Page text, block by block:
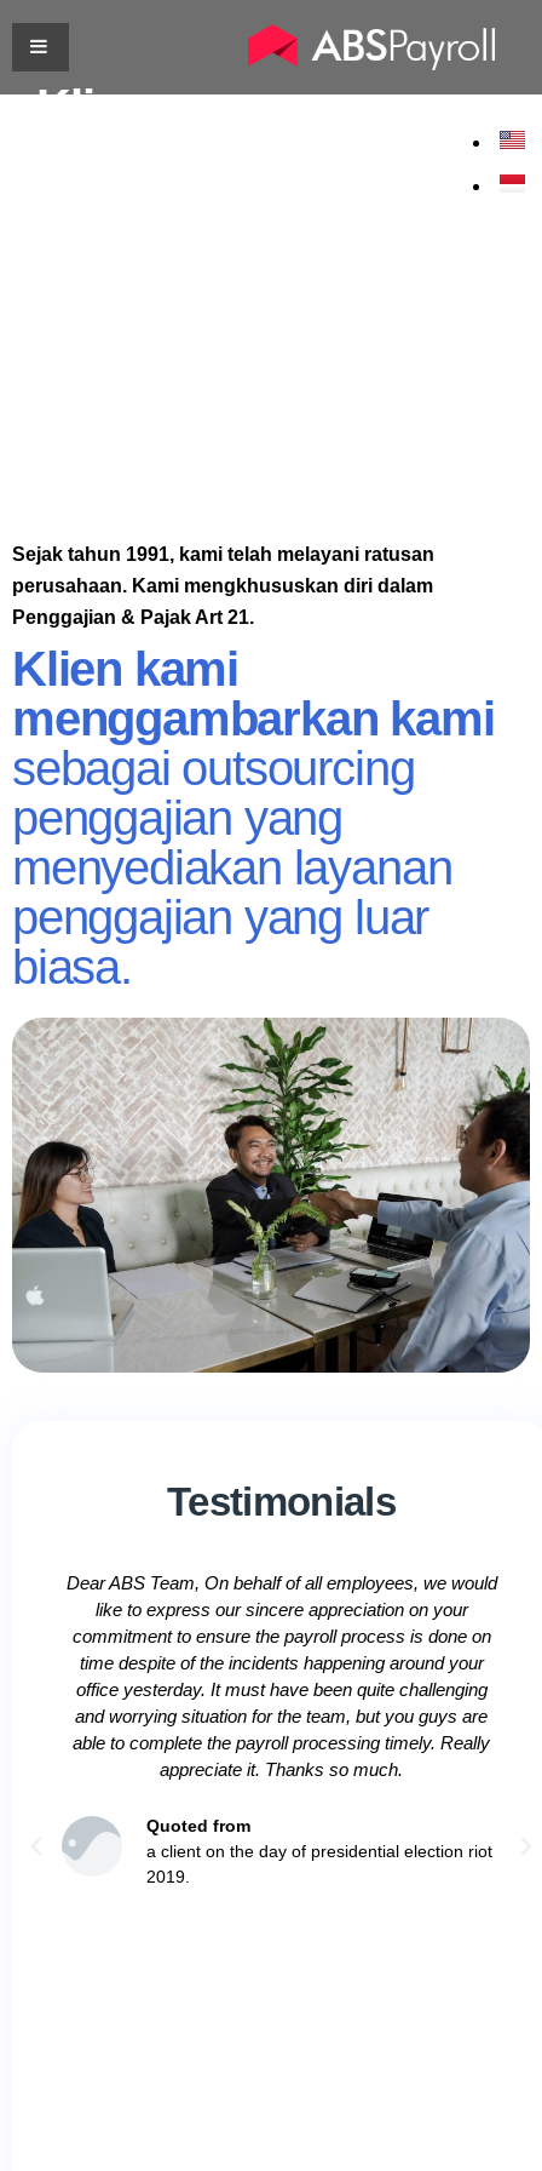
Klien
Sejak tahun 1991, kami telah melayani ratusan
perusahaan. Kami mengkhususkan diri dalam
Penggajian & Pajak Art 21.
Klien kami
menggambarkan kami
sebagai outsourcing
penggajian yang
menyediakan layanan
penggajian yang luar
biasa.
Testimonials
Dear ABS Team, On behalf of all employees, we would
like to express our sincere appreciation on your
commitment to ensure the payroll process is done on
time despite of the incidents happening around your
office yesterday. It must have been quite challenging
and worrying situation for the team, but you guys are
able to complete the payroll processing timely. Really
appreciate it. Thanks so much.
Quoted from
a client on the day of presidential election riot
2019.